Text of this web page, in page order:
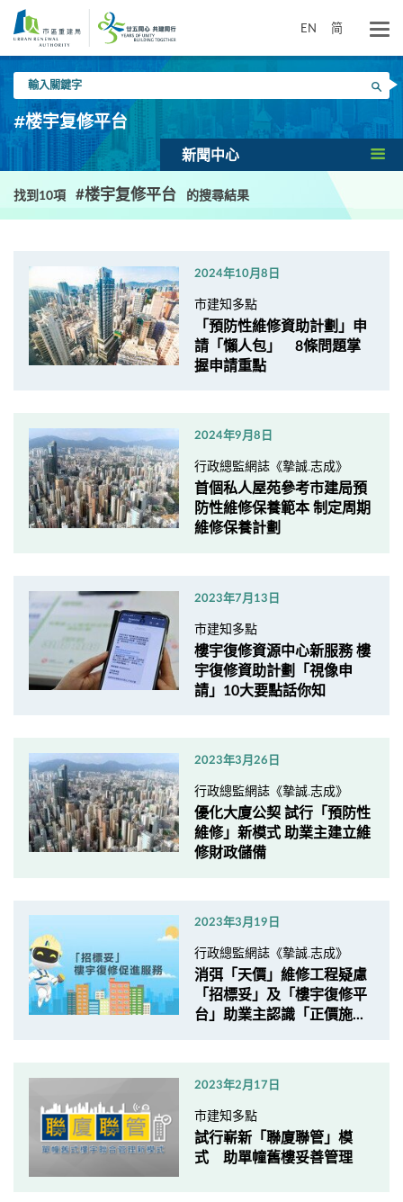
要
EN 简
入
關
鍵
搜尋
#楼宇复修平台
新聞中心
找到10項 #楼宇复修平台 的搜尋結果
2024年10月8日
市建知多點
「預防性維修資助計劃」申
請「懶人包」 8條問題掌
握申請重點
2024年9月8日
行政總監網誌《摯誠.志成》
首個私人屋苑參考市建局預
防性維修保養範本 制定周期
維修保養計劃
2023年7月13日
市建知多點
樓宇復修資源中心新服務 樓
宇復修資助計劃「視像申
請」10大要點話你知
2023年3月26日
行政總監網誌《摯誠.志成》
優化大廈公契 試行「預防性
維修」新模式 助業主建立維
修財政儲備
2023年3月19日
行政總監網誌《摯誠.志成》
消弭「天價」維修工程疑慮
「招標妥」及「樓宇復修平
台」助業主認識「正價施...
2023年2月17日
市建知多點
試行嶄新「聯廈聯管」模
式 助單幢舊樓妥善管理